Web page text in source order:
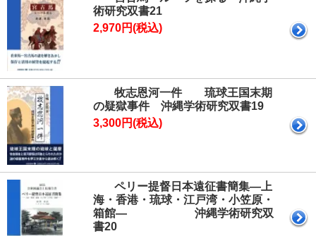
術研究双書21
2,970円(税込)
牧志恩河一件 琉球王国末期
の疑獄事件 沖縄学術研究双書19
3,300円(税込)
ペリー提督日本遠征書簡集―上
海・香港・琉球・江戸湾・小笠原・
箱館― 沖縄学術研究双
書20